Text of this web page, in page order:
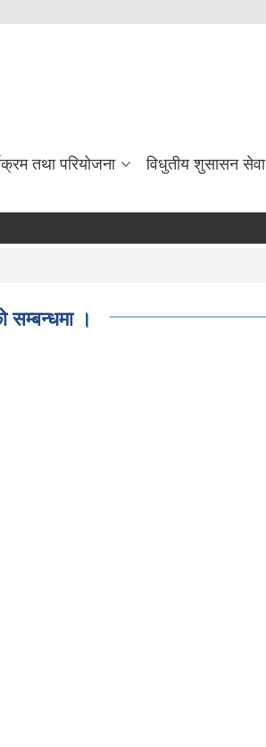
तथा परियोजना विधुतीय शुसासन सेवा
सम्बन्धमा ।